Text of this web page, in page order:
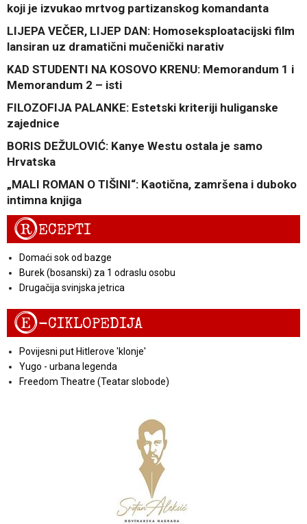
koji je izvukao mrtvog partizanskog komandanta
LIJEPA VEČER, LIJEP DAN: Homoseksploatacijski film
lansiran uz dramatični mučenički narativ
KAD STUDENTI NA KOSOVO KRENU: Memorandum 1 i
Memorandum 2 – isti
FILOZOFIJA PALANKE: Estetski kriteriji huliganske
zajednice
BORIS DEŽULOVIĆ: Kanye Westu ostala je samo
Hrvatska
„MALI ROMAN O TIŠINI“: Kaotična, zamršena i duboko
intimna knjiga
RECEPTI
Domaći sok od bazge
Burek (bosanski) za 1 odraslu osobu
Drugačija svinjska jetrica
E-CIKLOPEDIJA
Povijesni put Hitlerove 'klonje'
Yugo - urbana legenda
Freedom Theatre (Teatar slobode)